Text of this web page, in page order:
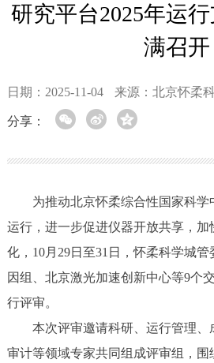
研究平台2025年运
满召开
日期：2025-11-04 来源：北京怀柔
分享：
为推动北京怀柔综合性国家科学
运行，进一步促进仪器开放共享，加
化，10月29日至31日，怀柔科学城
因组、北京激光加速创新中心等9个
行评审。
本次评审邀请科研、运行管理、
审计等领域专家共同组成评审组，